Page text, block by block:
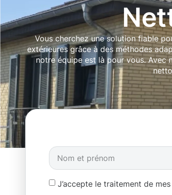
Vous cherchez une solution fiable
extérieures grâce à des méthodes
notre équipe est là pour vous. Avec
J’accepte le traitement de